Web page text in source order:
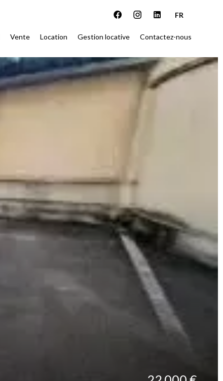
FR
Vente Location Gestion locative Contactez-nous